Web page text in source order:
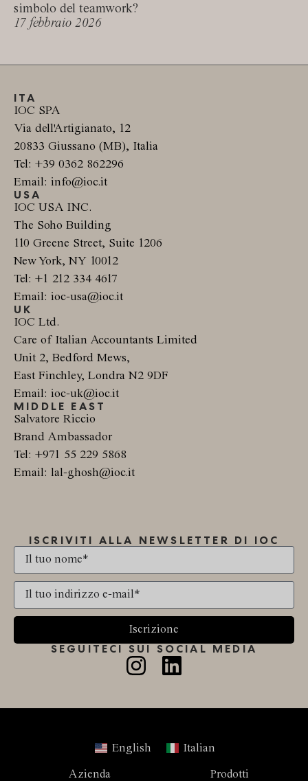
simbolo del teamwork?
17 febbraio 2026
ITA
IOC SPA
Via dell'Artigianato, 12
20833 Giussano (MB), Italia
Tel: +39 0362 862296
Email: info@ioc.it
USA
IOC USA INC.
The Soho Building
110 Greene Street, Suite 1206
New York, NY 10012
Tel: +1 212 334 4617
Email: ioc-usa@ioc.it
UK
IOC Ltd.
Care of Italian Accountants Limited
Unit 2, Bedford Mews,
East Finchley, Londra N2 9DF
Email: ioc-uk@ioc.it
MIDDLE EAST
Salvatore Riccio
Brand Ambassador
Tel: +971 55 229 5868
Email: lal-ghosh@ioc.it
ISCRIVITI ALLA NEWSLETTER DI IOC
Iscrizione
SEGUITECI SUI SOCIAL MEDIA
English Italian
Azienda Prodotti